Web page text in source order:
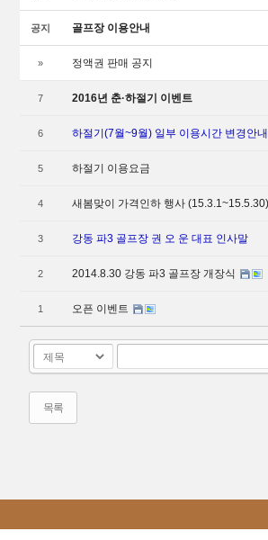
공지 골프장 이용안내
» 정액권 판매 공지
7 2016년 춘·하절기 이벤트
6 하절기(7월~9월) 일부 이용시간 변경안
5 하절기 이용요금
4 새봄맞이 가격인하 행사 (15.3.1~15.5.30)
3 강동 파3 골프장 권 오 운 대표 인사말
2 2014.8.30 강동 파3 골프장 개장식
1 오픈 이벤트
목록